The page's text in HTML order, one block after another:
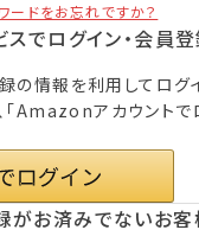
ードをお忘れですか？
でログイン・会員
情報を利用してログ
Amazonアカウントで
がお済みでないお客